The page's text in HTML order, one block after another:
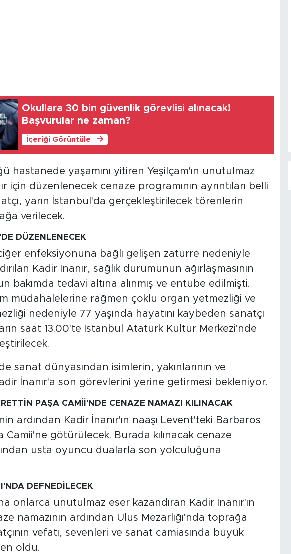
Okullara 30 bin güvenlik görevlisi alınacak!
Başvurular ne zaman?
İçeriği Görüntüle
hastanede yaşamını yitiren Yeşilçam'ın unutulmaz
için düzenlenecek cenaze programının ayrıntıları belli
yarın İstanbul'da gerçekleştirilecek törenlerin
verilecek.
DÜZENLENECEK
enfeksiyonuna bağlı gelişen zatürre nedeniyle
Kadir İnanır, sağlık durumunun ağırlaşmasının
bakımda tedavi altına alınmış ve entübe edilmişti.
müdahalelerine rağmen çoklu organ yetmezliği ve
nedeniyle 77 yaşında hayatını kaybeden sanatçı
saat 13.00'te İstanbul Atatürk Kültür Merkezi'nde
sanat dünyasından isimlerin, yakınlarının ve
İnanır'a son görevlerini yerine getirmesi bekleniyor.
PAŞA CAMİİ'NDE CENAZE NAMAZI KILINACAK
ardından Kadir İnanır'ın naaşı Levent'teki Barbaros
Camii'ne götürülecek. Burada kılınacak cenaze
usta oyuncu dualarla son yolculuğuna
DEFNEDİLECEK
onlarca unutulmaz eser kazandıran Kadir İnanır'ın
namazının ardından Ulus Mezarlığı'nda toprağa
vefatı, sevenleri ve sanat camiasında büyük
oldu.